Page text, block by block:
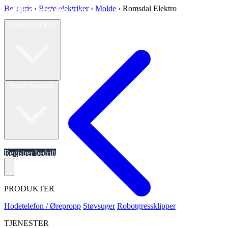
Registrer bedrift
PRODUKTER
Hodetelefon / Ørepropp Støvsuger Robotgressklipper
TJENESTER
Best pris › Beste elektriker › Molde › Romsdal Elektro